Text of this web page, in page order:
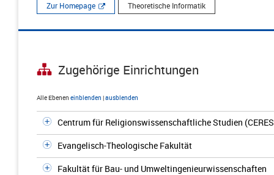
Zur Homepage Theoretische Informatik
Zugehörige Einrichtungen
Alle Ebenen einblenden |ausblenden
Centrum für Religionswissenschaftliche Studien
Evangelisch-Theologische Fakultät
Fakultät für Bau- und Umweltingenieurwissenschaften